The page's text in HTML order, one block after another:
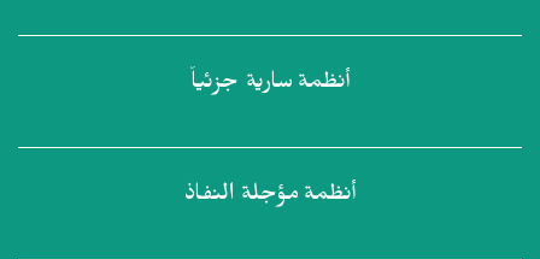
أنظمة سارية جزئياً
أنظمة مؤجلة النفاذ